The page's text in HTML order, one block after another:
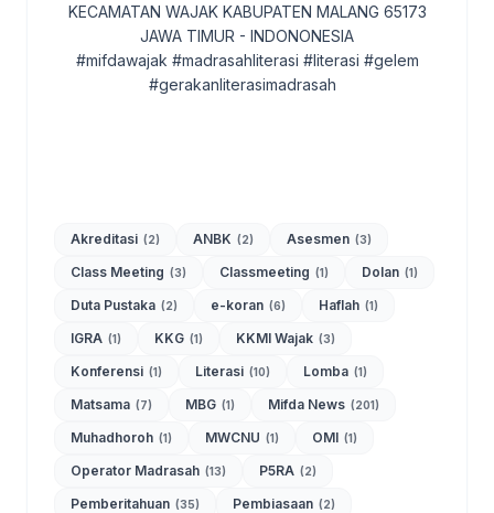
KECAMATAN WAJAK KABUPATEN MALANG 65173
JAWA TIMUR - INDONONESIA
#mifdawajak #madrasahliterasi #literasi #gelem
#gerakanliterasimadrasah
Akreditasi (2) ANBK (2) Asesmen (3)
Class Meeting (3) Classmeeting (1) Dolan (1)
Duta Pustaka (2) e-koran (6) Haflah (1)
IGRA (1) KKG (1) KKMI Wajak (3)
Konferensi (1) Literasi (10) Lomba (1)
Matsama (7) MBG (1) Mifda News (201)
Muhadhoroh (1) MWCNU (1) OMI (1)
Operator Madrasah (13) P5RA (2)
Pemberitahuan (35) Pembiasaan (2)